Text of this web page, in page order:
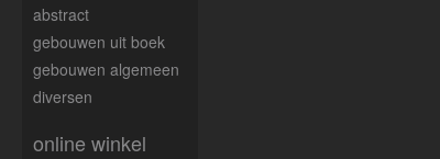
abstract
gebouwen uit boek
gebouwen algemeen
diversen
online winkel